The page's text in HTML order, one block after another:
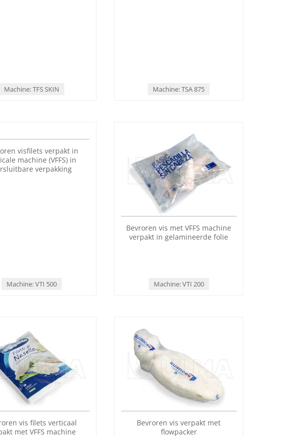
Machine: TFS SKIN Machine: TSA 875
Machine: VTI 500
Bevroren vis met VFFS machine
verpakt in gelamineerde folie
Machine: VTI 200
vis filets verticaal
met VFFS machine
Bevroren vis verpakt met
flowpacker